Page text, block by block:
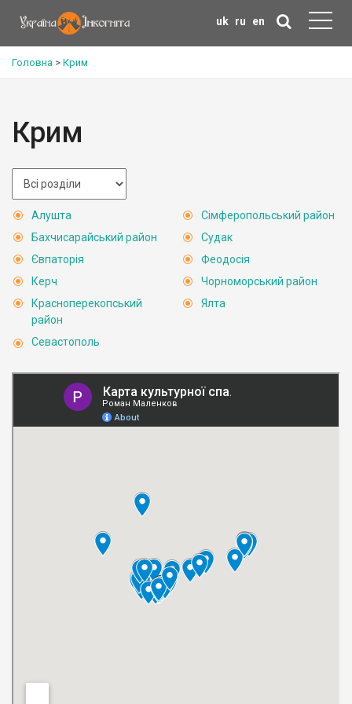
uk ru en
Головна > Крим
Крим
Алушта
Бахчисарайський район
Євпаторія
Керч
Красноперекопський
район
Севастополь
Сімферопольський район
Судак
Феодосія
Чорноморський район
Ялта